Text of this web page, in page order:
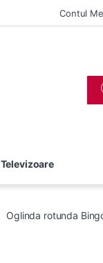
Contul
Televizoare
Oglinda rotunda